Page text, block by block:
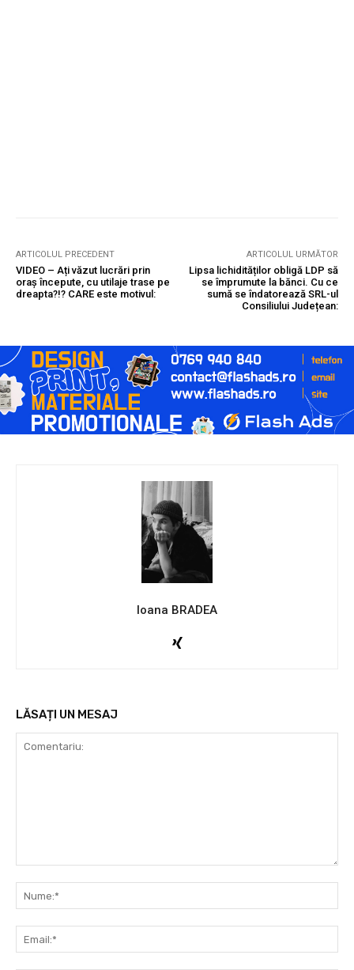
ARTICOLUL PRECEDENT
VIDEO – Ați văzut lucrări prin
oraș începute, cu utilaje trase pe
dreapta?!? CARE este motivul:
ARTICOLUL URMĂTOR
Lipsa lichidităților obligă LDP să
se împrumute la bănci. Cu ce
sumă se îndatorează SRL-ul
Consiliului Județean:
Ioana BRADEA
LĂSAȚI UN MESAJ